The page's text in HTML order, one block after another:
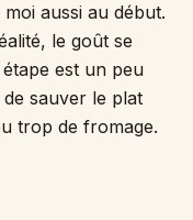
aussi au début.
le goût se
est un peu
sauver le plat
trop de fromage.